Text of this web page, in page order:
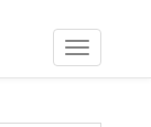
Toggle